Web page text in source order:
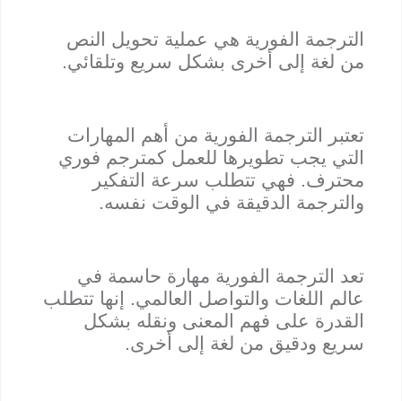
الترجمة الفورية هي عملية تحويل النص
من لغة إلى أخرى بشكل سريع وتلقائي.
تعتبر الترجمة الفورية من أهم المهارات
التي يجب تطويرها للعمل كمترجم فوري
محترف. فهي تتطلب سرعة التفكير
والترجمة الدقيقة في الوقت نفسه.
تعد الترجمة الفورية مهارة حاسمة في
عالم اللغات والتواصل العالمي. إنها تتطلب
القدرة على فهم المعنى ونقله بشكل
سريع ودقيق من لغة إلى أخرى.